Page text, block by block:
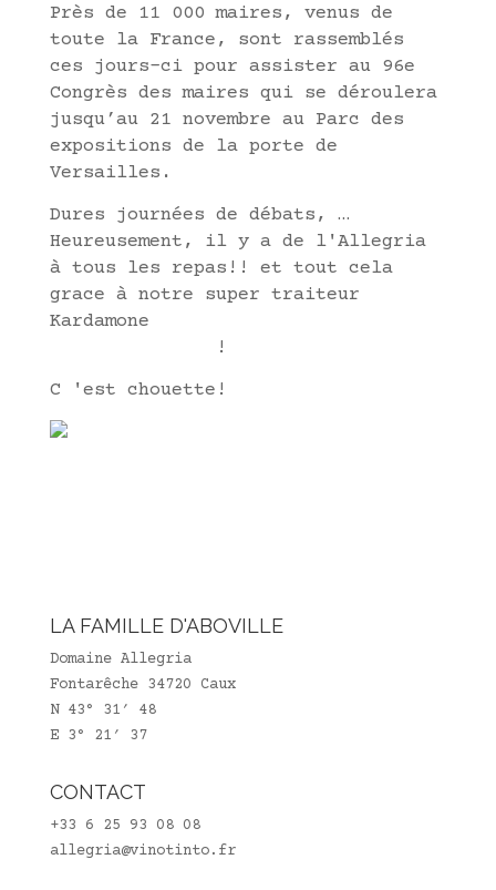
Près de 11 000 maires, venus de
toute la France, sont rassemblés
ces jours-ci pour assister au 96e
Congrès des maires qui se déroulera
jusqu’au 21 novembre au Parc des
expositions de la porte de
Versailles.
Dures journées de débats, …
Heureusement, il y a de l'Allegria
à tous les repas!! et tout cela
grace à notre super traiteur
Kardamone
!
C 'est chouette!
LA FAMILLE D'ABOVILLE
Domaine Allegria
Fontarêche 34720 Caux
N 43° 31′ 48
E 3° 21′ 37
CONTACT
+33 6 25 93 08 08
allegria@vinotinto.fr